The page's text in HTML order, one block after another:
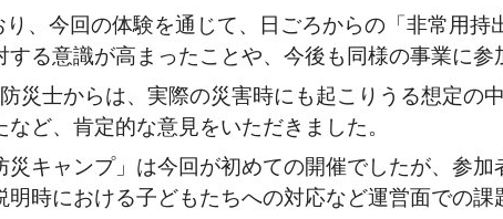
り、今回の体験を通じて、日ごろからの「非常用
する意識が高まったことや、今後も同様の事業に
災士からは、実際の災害時にも起こりうる想定の
など、肯定的な意見をいただきました。
キャンプ」は今回が初めての開催でしたが、参
明時における子どもたちへの対応など運営面での課